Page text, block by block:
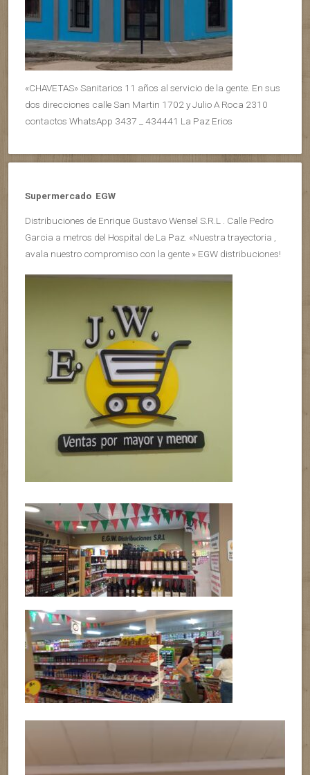
«CHAVETAS» Sanitarios 11 años al servicio de la gente. En sus
dos direcciones calle San Martin 1702 y Julio A Roca 2310
contactos WhatsApp 3437 _ 434441 La Paz Erios
Supermercado EGW
Distribuciones de Enrique Gustavo Wensel S.R.L . Calle Pedro
Garcia a metros del Hospital de La Paz. «Nuestra trayectoria ,
avala nuestro compromiso con la gente » EGW distribuciones!